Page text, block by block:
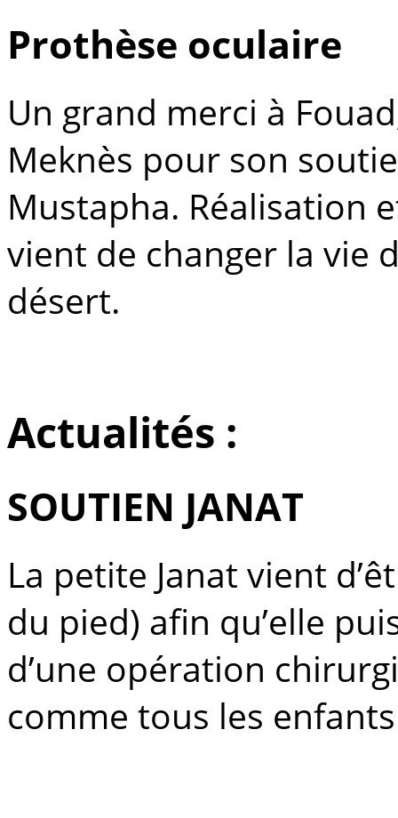
Prothèse oculaire
Un grand merci à
Meknès pour son
Mustapha. Réalisation
vient de changer la vie
désert.
Actualités :
SOUTIEN JANAT
La petite Janat vient
du pied) afin qu’elle
d’une opération
comme tous les